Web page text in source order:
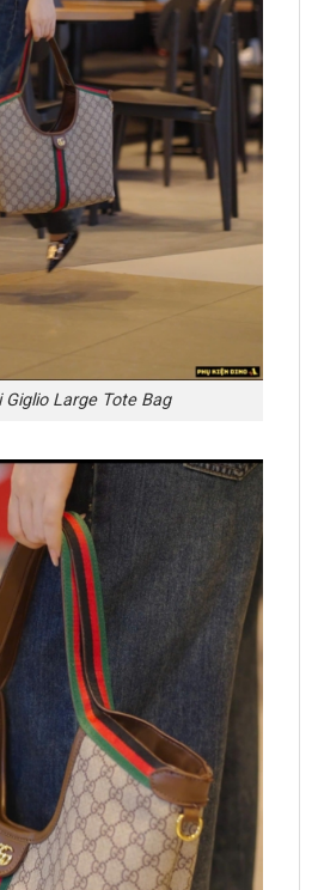
Giglio Large Tote Bag